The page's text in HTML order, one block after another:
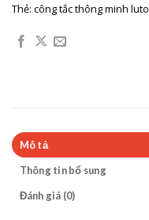
Thẻ: công tắc thông minh luto
Mô tả
Thông tin bổ sung
Đánh giá (0)